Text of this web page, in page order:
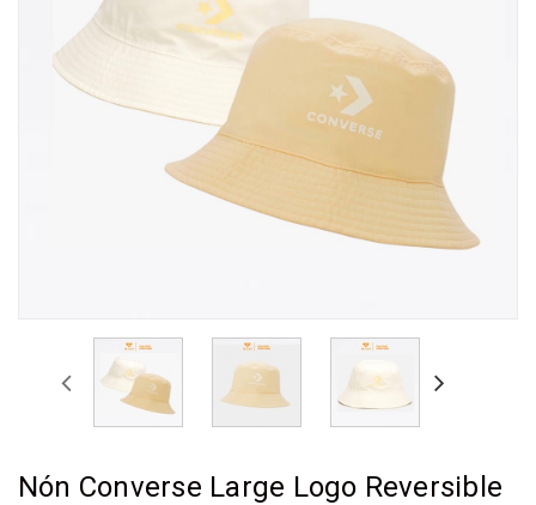
Nón Converse Large Logo Reversible